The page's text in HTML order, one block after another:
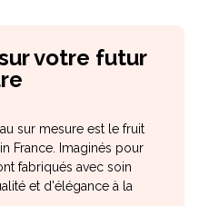
votre futur
sur mesure est le fruit
France. Imaginés pour
fabriqués avec soin
et d'élégance à la